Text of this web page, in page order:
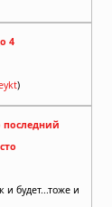
4
)
последний
и будет...тоже и